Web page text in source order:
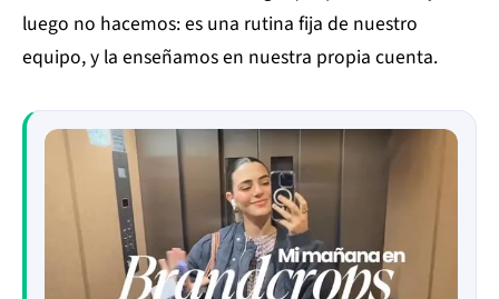
luego no hacemos: es una rutina fija de nuestro
equipo, y la enseñamos en nuestra propia cuenta.